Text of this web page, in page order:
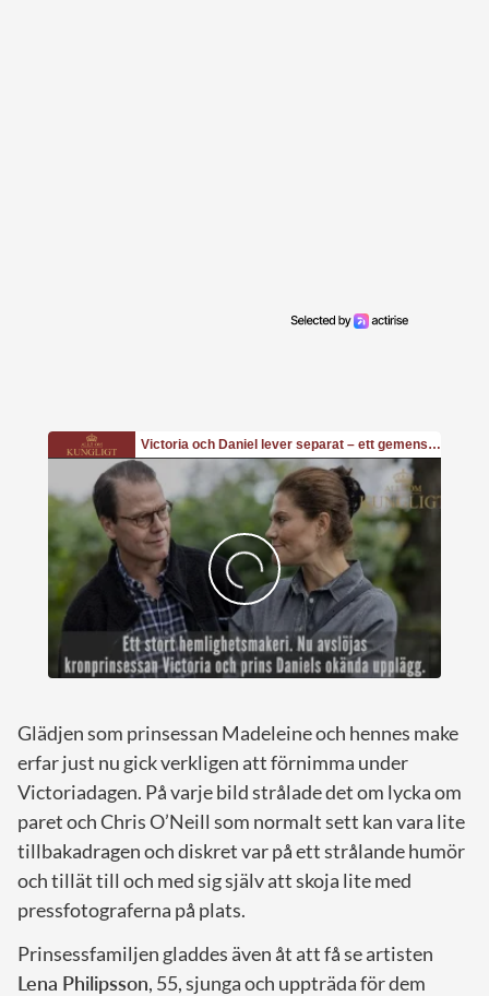
Glädjen som prinsessan Madeleine och hennes make
erfar just nu gick verkligen att förnimma under
Victoriadagen. På varje bild strålade det om lycka om
paret och Chris O’Neill som normalt sett kan vara lite
tillbakadragen och diskret var på ett strålande humör
och tillät till och med sig själv att skoja lite med
pressfotograferna på plats.
Prinsessfamiljen gladdes även åt att få se artisten
Lena Philipsson, 55, sjunga och uppträda för dem